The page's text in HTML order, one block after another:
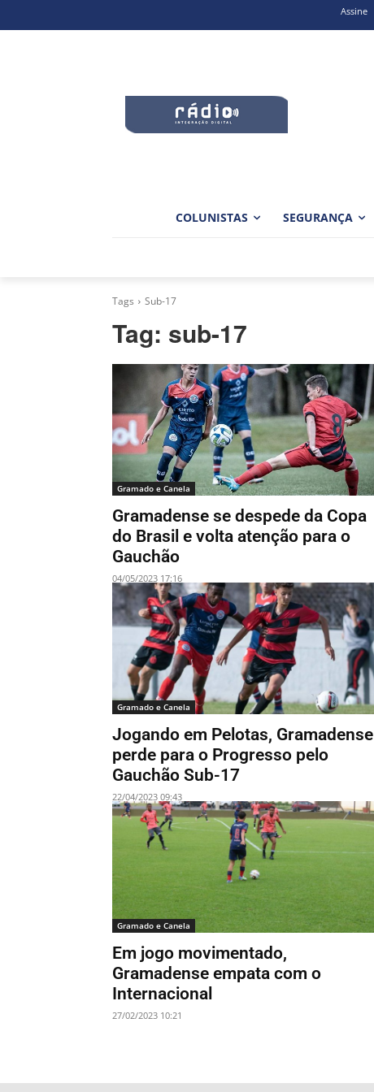
Assine
COLUNISTAS SEGURANÇA
Tags Sub-17
Tag: sub-17
Gramado e Canela
Gramadense se despede da Copa
do Brasil e volta atenção para o
Gauchão
04/05/2023 17:16
Gramado e Canela
Jogando em Pelotas, Gramadense
perde para o Progresso pelo
Gauchão Sub-17
22/04/2023 09:43
Gramado e Canela
Em jogo movimentado,
Gramadense empata com o
Internacional
27/02/2023 10:21